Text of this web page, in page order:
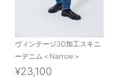
ヴィンテージ3D加工スキニ
ーデニム＜Narrow＞
¥23,100